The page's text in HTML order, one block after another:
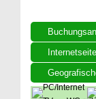
Internetseite